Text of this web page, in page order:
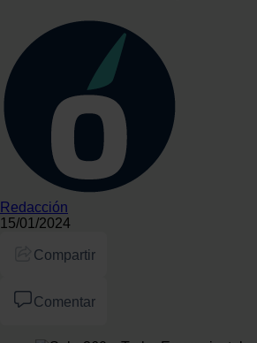
Redacción
15/01/2024
Compartir
Comentar